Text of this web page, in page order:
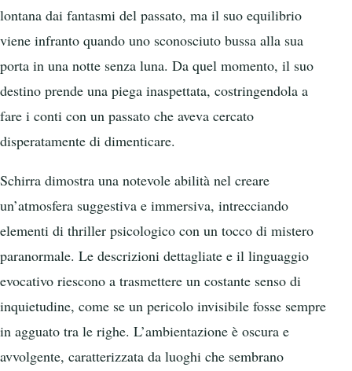
lontana dai fantasmi del passato, ma il suo equilibrio
viene infranto quando uno sconosciuto bussa alla sua
porta in una notte senza luna. Da quel momento, il suo
destino prende una piega inaspettata, costringendola a
fare i conti con un passato che aveva cercato
disperatamente di dimenticare.
Schirra dimostra una notevole abilità nel creare
un’atmosfera suggestiva e immersiva, intrecciando
elementi di thriller psicologico con un tocco di mistero
paranormale. Le descrizioni dettagliate e il linguaggio
evocativo riescono a trasmettere un costante senso di
inquietudine, come se un pericolo invisibile fosse sempre
in agguato tra le righe. L’ambientazione è oscura e
avvolgente, caratterizzata da luoghi che sembrano